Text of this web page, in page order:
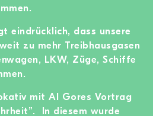
eindrücklich, dass unsere
zu mehr Treibhausgasen
LKW, Züge, Schiffe
mit Al Gores Vortrag
In diesem wurde